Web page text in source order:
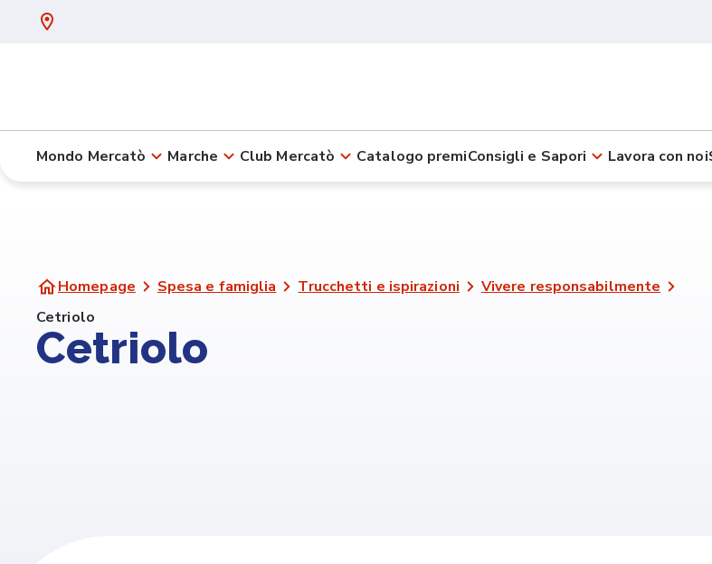
Mondo Mercatò Marche Club Mercatò Catalogo premiConsigli e Sapori Lavora con noi
Homepage Spesa e famiglia Trucchetti e ispirazioni
Vivere responsabilmente
Cetriolo
Cetriolo